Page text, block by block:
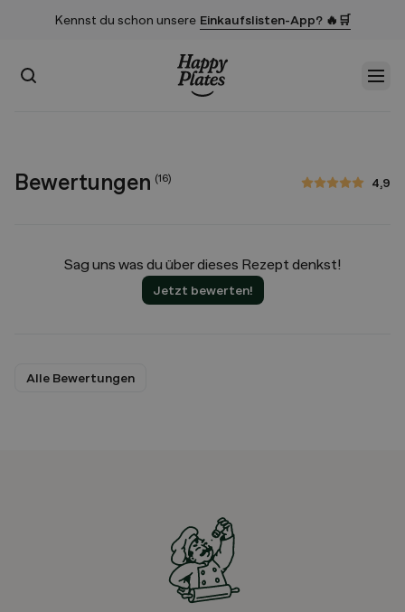
Kennst du schon unsere Einkaufslisten-App? 🔥🛒
Suchen
Bewertungen (16) 4,9
4,9 von 5 Sternen
Sag uns was du über dieses Rezept denkst!
Jetzt bewerten!
Alle Bewertungen